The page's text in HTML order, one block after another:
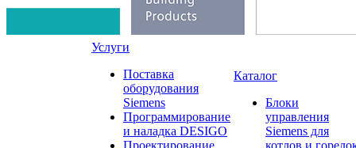
Услуги
Поставка
оборудования
Siemens
Программирование
и наладка DESIGO
Проектирование
Каталог
Блоки
управления
Siemens для
котлов и